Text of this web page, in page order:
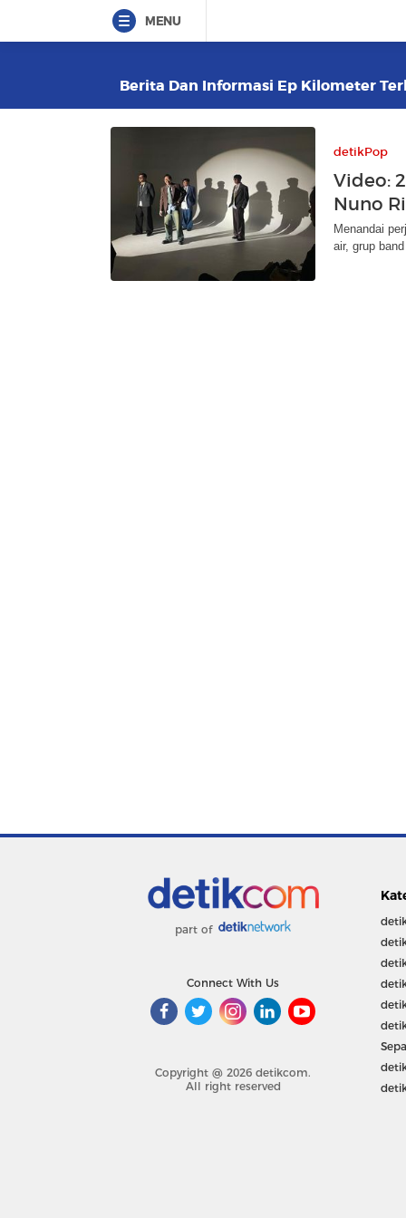
MENU
Berita Dan Informasi Ep Kilometer
detikPop
Video:
Nuno
Menandai
air, grup
part of
Connect With Us
Copyright @ 2026 detikcom.
All right reserved